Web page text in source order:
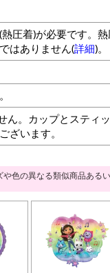
圧着)が必要です。
はありません(詳細)。
ん。カップとスティ
ざいます。
や色の異なる類似商品ある